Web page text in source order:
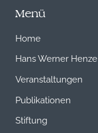
Menü
Home
Hans Werner Henze
Veranstaltungen
Publikationen
Stiftung